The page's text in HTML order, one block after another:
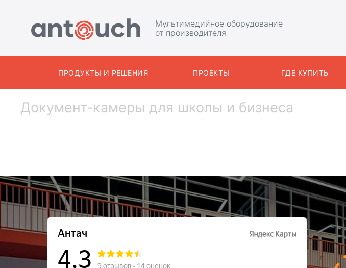
Мультимедийное оборудование
от производителя
ПРОЕКТЫ ГДЕ КУПИТЬ
ПРОДУКТЫ И РЕШЕНИЯ
Документ-камеры для школы и бизнеса